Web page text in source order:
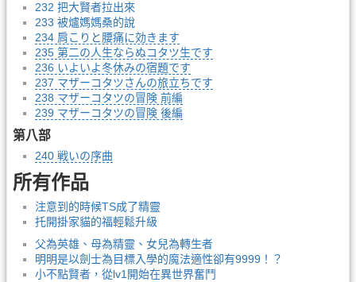
232 把大賢者拉出來
233 被爐媽媽桑的說
234 肩こりと腰痛に効きます
235 第二の人生ならぬコタツ生です
236 いよいよ冬休みの宿題です
237 マザーコタツさんの旅立ちです
238 マザーコタツの冒険 前編
239 マザーコタツの冒険 後編
第八部
240 戦いの序曲
所有作品
注意到的時候TS成了精靈
托開掛家貓的福輕鬆升級
父為英雄、母為精靈、女兒為轉生者
明明是以劍士為目標入學的魔法適性卻有9999！？
小不點賢者，從lv1開始在異世界奮鬥